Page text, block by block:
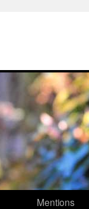
Mentions